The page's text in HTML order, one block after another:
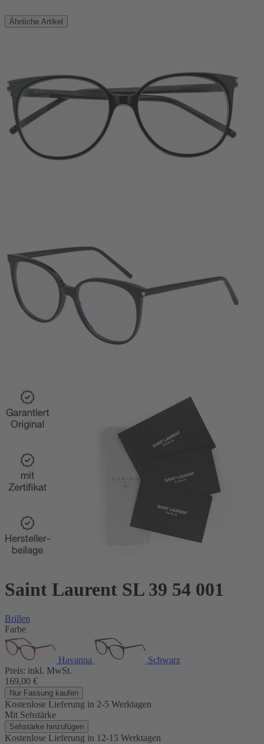
Ähnliche Artikel
Saint Laurent SL 39 54 001
Brillen
Farbe
Havanna
Schwarz
Preis: inkl. MwSt.
169,00 €
Nur Fassung kaufen
Kostenlose Lieferung in 2-5 Werktagen
Mit Sehstärke
Sehstärke hinzufügen
Kostenlose Lieferung in 12-15 Werktagen